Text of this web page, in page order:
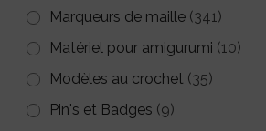
Marqueurs de maille (341)
Matériel pour amigurumi (10)
Modèles au crochet (35)
Pin's et Badges (9)